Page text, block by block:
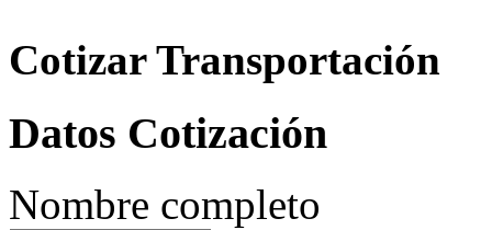
Cotizar Transportación
Datos Cotización
Nombre completo